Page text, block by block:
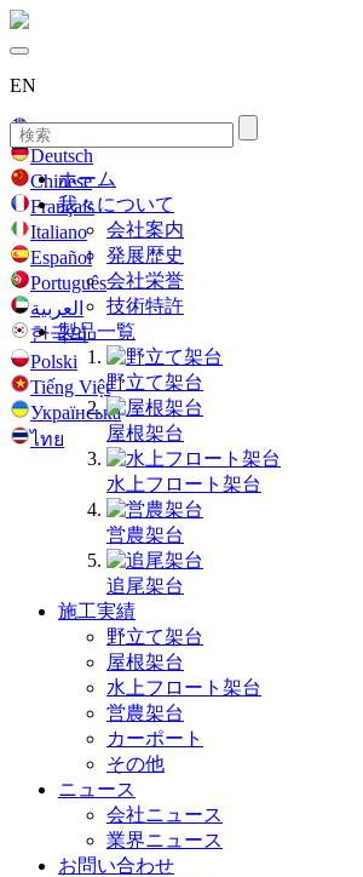
EN
English
Deutsch
Chinese
Français
Italiano
Español
Português
العربية
한국의
Polski
Tiếng Việt
Українська
ไทย
ホーム
我々について
会社案内
発展歴史
会社栄誉
技術特許
製品一覧
野立て架台
屋根架台
水上フロート架台
営農架台
追尾架台
施工実績
野立て架台
屋根架台
水上フロート架台
営農架台
カーポート
その他
ニュース
会社ニュース
業界ニュース
お問い合わせ